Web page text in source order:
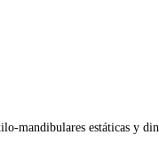
mandibulares estáticas y